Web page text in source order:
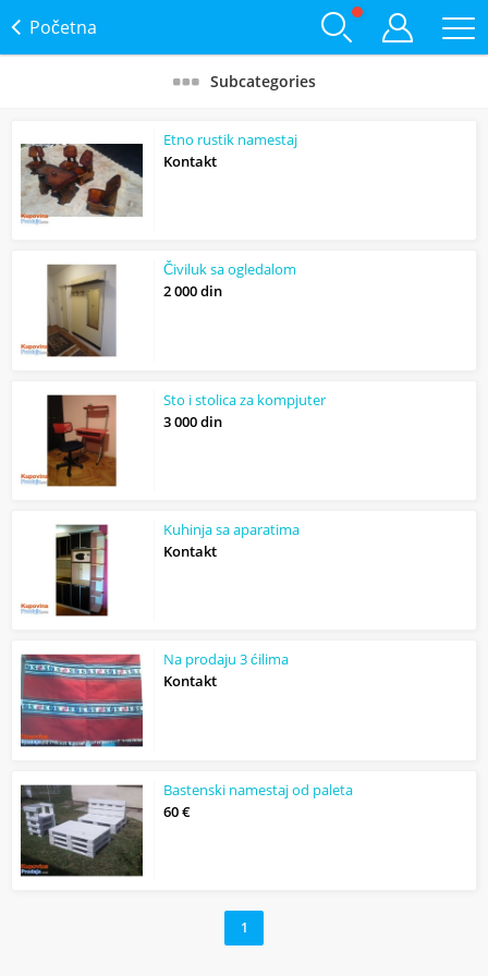
Početna
Subcategories
Etno rustik namestaj
Kontakt
Čiviluk sa ogledalom
2 000 din
Sto i stolica za kompjuter
3 000 din
Kuhinja sa aparatima
Kontakt
Na prodaju 3 ćilima
Kontakt
Bastenski namestaj od paleta
60 €
1